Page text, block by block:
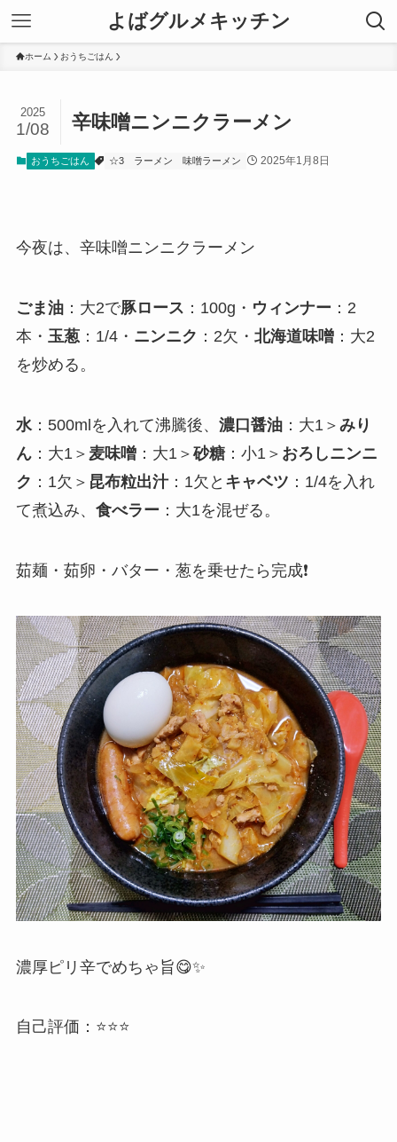
よばグルメキッチン
ホーム おうちごはん
辛味噌ニンニクラーメン
2025
1/08
おうちごはん ☆3 ラーメン 味噌ラーメン 2025年1月8日
今夜は、辛味噌ニンニクラーメン
ごま油：大2で豚ロース ：100g・ ウィンナー ：2
本・ 玉葱：1/4・ ニンニク ：2欠・ 北海道味噌：大2
を炒める。
水：500mlを入れて沸騰後、 濃口醤油：大1＞ みり
ん：大1＞ 麦味噌：大1＞砂糖：小1＞ おろしニンニ
ク ：1欠＞ 昆布粒出汁：1欠と キャベツ ：1/4を入れ
て煮込み、 食べラー ：大1を混ぜる。
茹麺・茹卵・バター・葱を乗せたら完成❗️
濃厚ピリ辛でめちゃ旨😋✨
自己評価：⭐️⭐️⭐️